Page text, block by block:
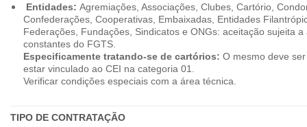
Entidades: Agremiações, Associações, Clubes, Cartório,
Confederações, Cooperativas, Embaixadas, Entidades
Federações, Fundações, Sindicatos e ONGs: aceitação sujeita
constantes do FGTS.
Especificamente tratando-se de cartórios: O mesmo deve
estar vinculado ao CEI na categoria 01.
Verificar condições especiais com a área técnica.
TIPO DE CONTRATAÇÃO